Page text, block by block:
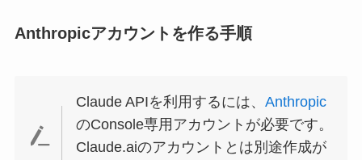
Anthropicアカウントを作る手順
Claude APIを利用するには、Anthropic
のConsole専用アカウントが必要です。
Claude.aiのアカウントとは別途作成が